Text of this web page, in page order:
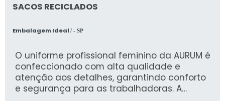
SACOS RECICLADOS
Embalagem Ideal / - SP
O uniforme profissional feminino da AURUM é
confeccionado com alta qualidade e
atenção aos detalhes, garantindo conforto
e segurança para as trabalhadoras. A